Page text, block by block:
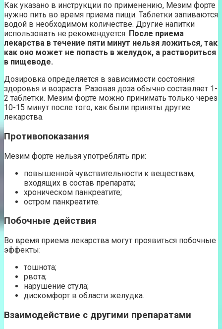
Как указано в инструкции по применению, Мезим форте
нужно пить во время приема пищи. Таблетки запиваются
водой в необходимом количестве. Другие напитки
использовать не рекомендуется. После приема
лекарства в течение пяти минут нельзя ложиться, так
как оно может не попасть в желудок, а раствориться
в пищеводе.
Дозировка определяется в зависимости состояния
здоровья и возраста. Разовая доза обычно составляет 1-
2 таблетки. Мезим форте можно принимать только через
10-15 минут после того, как были приняты другие
лекарства.
Противопоказания
Мезим форте нельзя употреблять при:
повышенной чувствительности к веществам,
входящих в состав препарата;
хроническом панкреатите;
остром панкреатите.
Побочные действия
Во время приема лекарства могут проявиться побочные
эффекты:
тошнота;
рвота;
нарушение стула;
дискомфорт в области желудка.
Взаимодействие с другими препаратами